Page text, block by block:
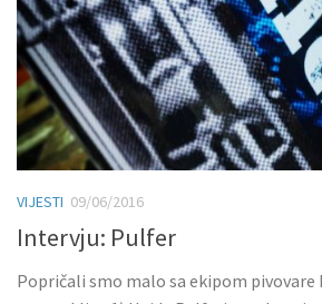
VIJESTI 09/06/2016
Intervju: Pulfer
Popričali smo malo sa ekipom pivovare